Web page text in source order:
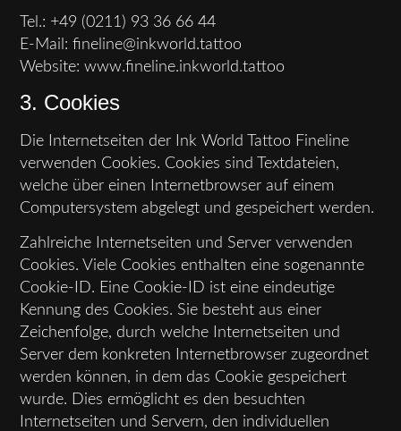
Tel.: +49 (0211) 93 36 66 44
E-Mail: fineline@inkworld.tattoo
Website: www.fineline.inkworld.tattoo
3. Cookies
Die Internetseiten der Ink World Tattoo Fineline
verwenden Cookies. Cookies sind Textdateien,
welche über einen Internetbrowser auf einem
Computersystem abgelegt und gespeichert werden.
Zahlreiche Internetseiten und Server verwenden
Cookies. Viele Cookies enthalten eine sogenannte
Cookie-ID. Eine Cookie-ID ist eine eindeutige
Kennung des Cookies. Sie besteht aus einer
Zeichenfolge, durch welche Internetseiten und
Server dem konkreten Internetbrowser zugeordnet
werden können, in dem das Cookie gespeichert
wurde. Dies ermöglicht es den besuchten
Internetseiten und Servern, den individuellen